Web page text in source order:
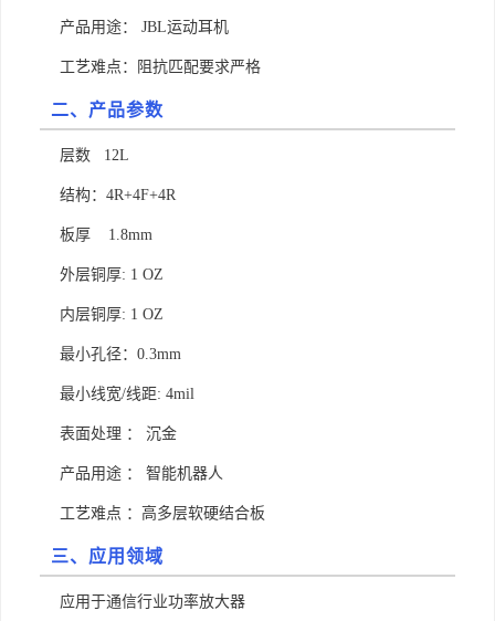
产品用途： JBL运动耳机
工艺难点：阻抗匹配要求严格
二、产品参数
层数 12L
结构：4R+4F+4R
板厚 1.8mm
外层铜厚: 1 OZ
内层铜厚: 1 OZ
最小孔径：0.3mm
最小线宽/线距: 4mil
表面处理 ： 沉金
产品用途 ： 智能机器人
工艺难点 ：高多层软硬结合板
三、应用领域
应用于通信行业功率放大器